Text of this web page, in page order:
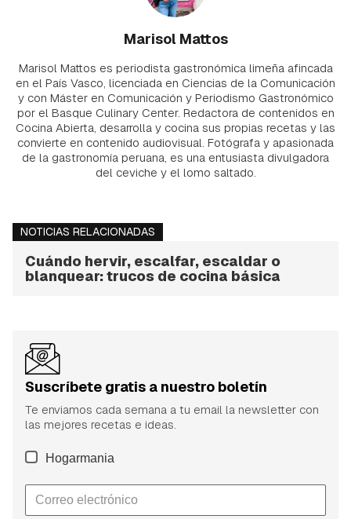
Marisol Mattos
Marisol Mattos es periodista gastronómica limeña afincada
en el País Vasco, licenciada en Ciencias de la Comunicación
y con Máster en Comunicación y Periodismo Gastronómico
por el Basque Culinary Center. Redactora de contenidos en
Cocina Abierta, desarrolla y cocina sus propias recetas y las
convierte en contenido audiovisual. Fotógrafa y apasionada
de la gastronomía peruana, es una entusiasta divulgadora
del ceviche y el lomo saltado.
NOTICIAS RELACIONADAS
Cuándo hervir, escalfar, escaldar o
blanquear: trucos de cocina básica
Suscríbete gratis a nuestro boletín
Te enviamos cada semana a tu email la newsletter con
las mejores recetas e ideas.
Hogarmania